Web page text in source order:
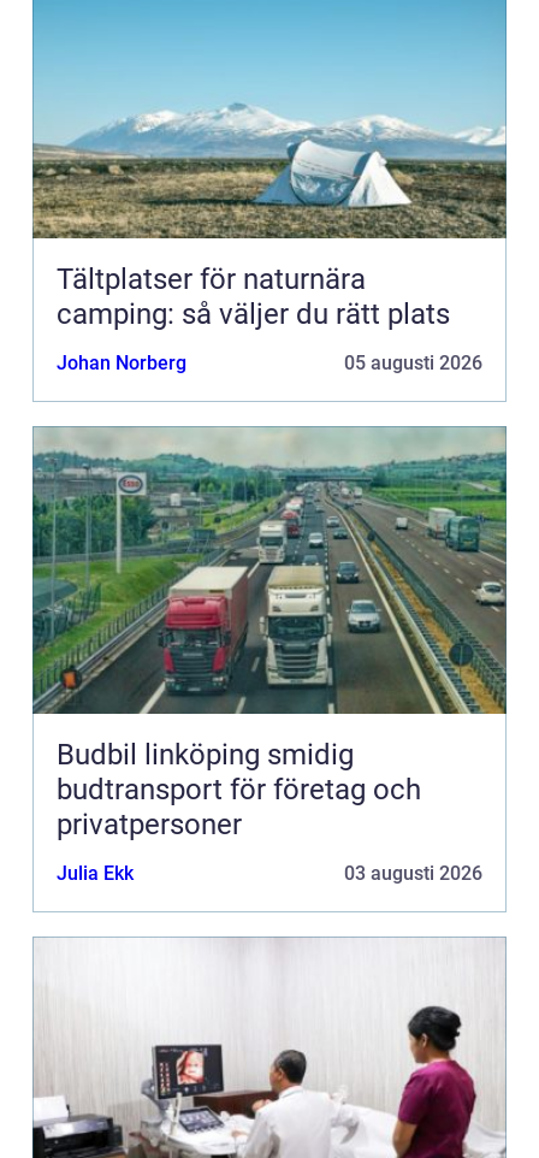
Tältplatser för naturnära
camping: så väljer du rätt plats
Johan Norberg 05 augusti 2026
Budbil linköping smidig
budtransport för företag och
privatpersoner
Julia Ekk 03 augusti 2026